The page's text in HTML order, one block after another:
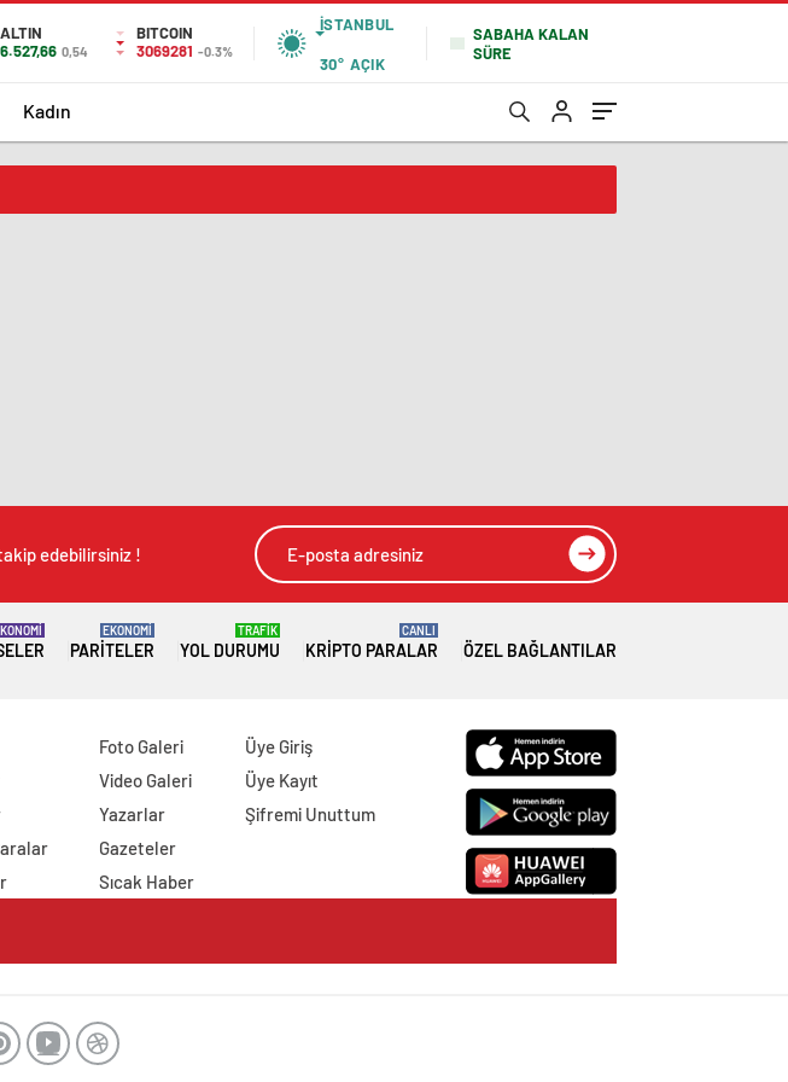
ALTIN
6.527,66 0,54
BITCOIN
3069281 -0.3%
İSTANBUL
30° AÇIK
SABAHA KALAN
SÜRE
Kadın
edebilirsiniz !
PARITELER
EKONOMİ
YOL DURUMU
TRAFİK
KRIPTO PARALAR
CANLI
ÖZEL BAĞLANTILAR
Foto Galeri
Video Galeri
Yazarlar
Gazeteler
Sıcak Haber
Üye Giriş
Üye Kayıt
Şifremi Unuttum